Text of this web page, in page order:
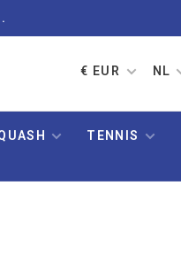
€ EUR NL
TENNIS